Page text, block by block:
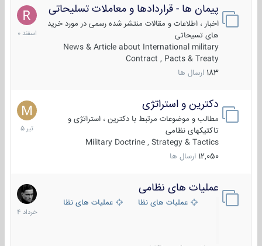
پیمان ها - قراردادها و معاملات تسلیحاتی
اخبار ، اطلاعات و مقالات منتشر شده رسمی در مورد خرید
های تسیحاتی
News & Article about International military
Contract , Pacts & Treaty
183 ارسال ها
7
اسفند
1400
دکترین و استراتژی
مطالب و موضوعات مرتبط با دکترین ، استراتژی و
تاکتیکهای نظامی
Military Doctrine , Strategy & Tactics
12,050 ارسال ها
27
تیر
1405
عملیات های نظامی
عملیات های نظامی ایرانعملیات های نظامی خارجی
5
خرداد
1404